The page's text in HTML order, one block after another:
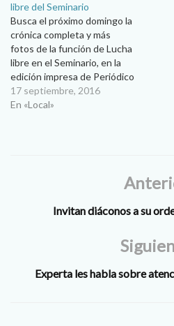
libre del Seminario
Busca el próximo domingo la
crónica completa y más
fotos de la función de Lucha
libre en el Seminario, en la
edición impresa de Periódico
Presencia. ¡está de
colección! Salvado por el
17 septiembre, 2016
En «Local»
Invitan diáconos a su
Experta les habla sobre